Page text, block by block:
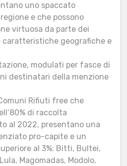
uno spaccato
e che possono
virtuosa da parte dei
geografiche e
modulati per fasce di
destinatari della menzione
Rifiuti free che
di raccolta
al 2022, presentano una
pro-capite e un
al 3%: Bitti, Bultei,
Magomadas, Modolo,